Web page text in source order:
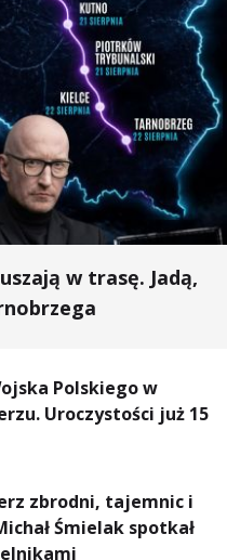
w trasę. Jadą,
Polskiego w
Uroczystości już 15
zbrodni, tajemnic i
Śmielak spotkał